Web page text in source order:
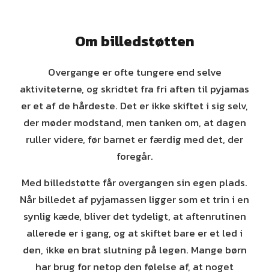
Om billedstøtten
Overgange er ofte tungere end selve
aktiviteterne, og skridtet fra fri aften til pyjamas
er et af de hårdeste. Det er ikke skiftet i sig selv,
der møder modstand, men tanken om, at dagen
ruller videre, før barnet er færdig med det, der
foregår.
Med billedstøtte får overgangen sin egen plads.
Når billedet af pyjamassen ligger som et trin i en
synlig kæde, bliver det tydeligt, at aftenrutinen
allerede er i gang, og at skiftet bare er et led i
den, ikke en brat slutning på legen. Mange børn
har brug for netop den følelse af, at noget